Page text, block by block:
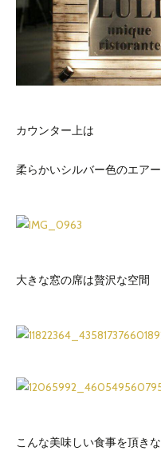
カウンター上は
柔らかいシルバー色のエア
大きな窓の席は贅沢な空間
こんな美味しい食事を頂き